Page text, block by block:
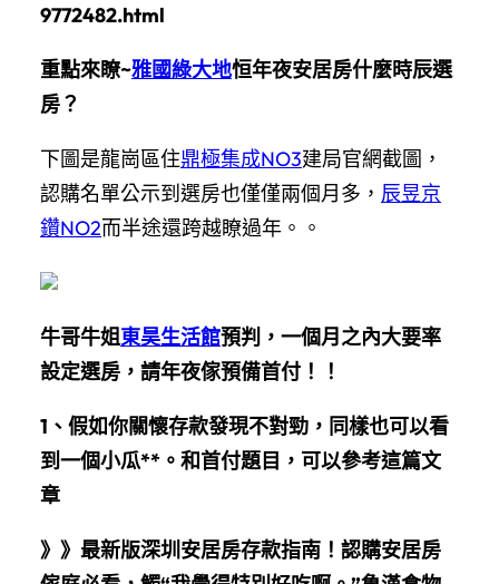
9772482.html
重點來瞭~雅國綠大地恒年夜安居房什麼時辰選
房？
下圖是龍崗區住鼎極集成NO3建局官網截圖，
認購名單公示到選房也僅僅兩個月多， 辰昱京
鑽NO2而半途還跨越瞭過年。。
牛哥牛姐東昊生活館預判，一個月之內大要率
設定選房，請年夜傢預備首付！！
1、假如你關懷存款發現不對勁，同樣也可以看
到一個小瓜**。和首付題目，可以參考這篇文
章
》》最新版深圳安居房存款指南！認購安居房